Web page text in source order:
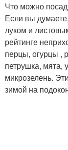
Что можно
Если вы
луком и
рейтинге
перцы, огурцы ,
петрушка, мята,
микрозелень.
зимой на